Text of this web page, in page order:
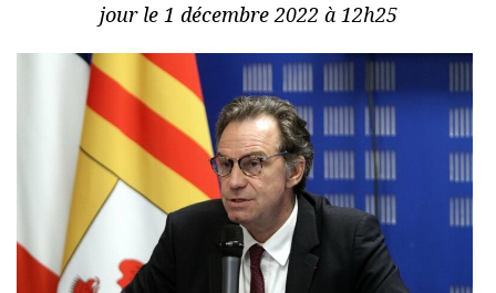
jour le 1 décembre 2022 à 12h25